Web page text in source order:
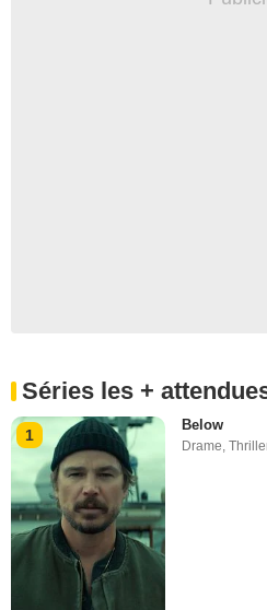
Séries les +
1
Below
Drame,